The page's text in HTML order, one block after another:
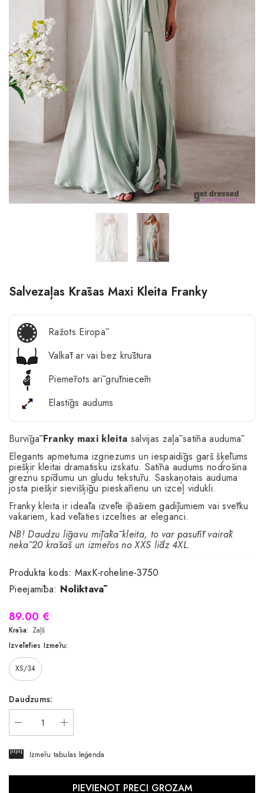
Salvezaļas Krāsas Maxi Kleita Franky
Ražots Eiropā
Valkāt ar vai bez krūštura
Piemērots arī grūtniecēm
Elastīgs audums
BurvīgāFranky maxi kleita salvijas zaļā satīna audumā.
Elegants apmetuma izgriezums un iespaidīgs garš šķēlums
piešķir kleitai dramatisku izskatu. Satīna audums nodrošina
greznu spīdumu un gludu tekstūru. Saskaņotais auduma
josta piešķir sievišķīgu pieskārienu un izceļ vidukli.
Franky kleita ir ideāla izvēle īpašiem gadījumiem vai svētku
vakariem, kad vēlaties izcelties ar eleganci.
NB! Daudzu līgavu mīļākā kleita, to var pasūtīt vairāk
nekā 20 krāsās un izmēros no XXS līdz 4XL.
Produkta kods: MaxK-roheline-3750
Pieejamība: Noliktavā
89.00 €
Krāsa: Zaļš
Izvēlēties Izmēru:
XS/34
Daudzums:
Izmēru tabulas leģenda